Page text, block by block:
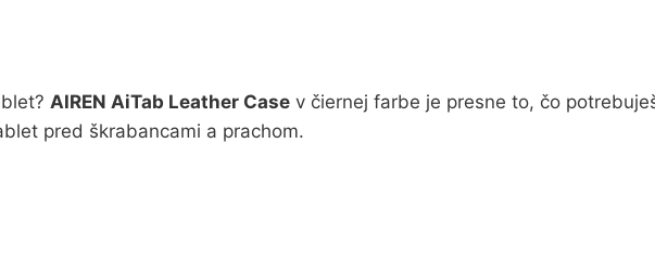
AIREN AiTab Leather Case v čiernej farbe je presne to, čo
pred škrabancami a prachom.